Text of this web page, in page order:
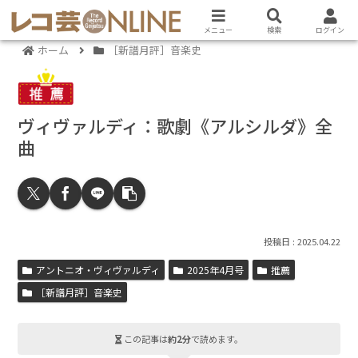
ホーム ［新譜月評］音楽史
ヴィヴァルディ：歌劇《アルシルダ》全
曲
2025.04.22
アントニオ・ヴィヴァルディ 2025年4月号
推薦
［新譜月評］音楽史
この記事は約2分で読めます。
メニュー 検索 ログイン